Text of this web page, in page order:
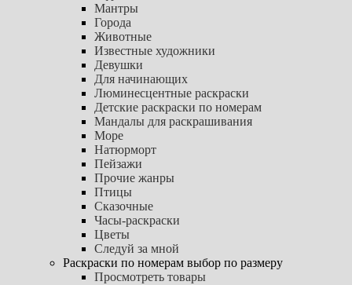
Мантры
Города
Животные
Известные художники
Девушки
Для начинающих
Люминесцентные раскраски
Детские раскраски по номерам
Мандалы для раскрашивания
Море
Натюрморт
Пейзажи
Прочие жанры
Птицы
Сказочные
Часы-раскраски
Цветы
Следуй за мной
Раскраски по номерам выбор по размеру
Просмотреть товары